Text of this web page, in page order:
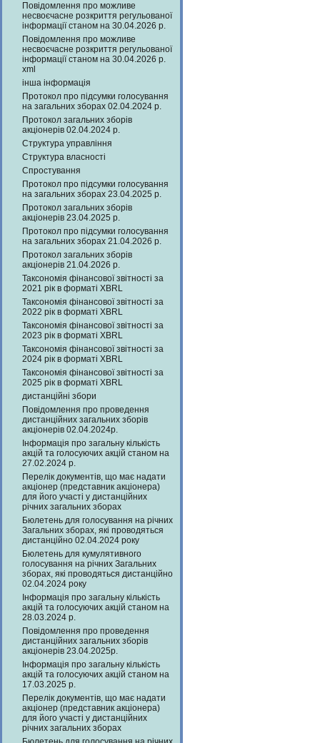
Повідомлення про можливе
несвоєчасне розкриття регульованої
інформації станом на 30.04.2026 р.
Повідомлення про можливе
несвоєчасне розкриття регульованої
інформації станом на 30.04.2026 р.
xml
інша інформація
Протокол про підсумки голосування
на загальних зборах 02.04.2024 р.
Протокол загальних зборів
акціонерів 02.04.2024 р.
Структура управління
Структура власності
Спростування
Протокол про підсумки голосування
на загальних зборах 23.04.2025 р.
Протокол загальних зборів
акціонерів 23.04.2025 р.
Протокол про підсумки голосування
на загальних зборах 21.04.2026 р.
Протокол загальних зборів
акціонерів 21.04.2026 р.
Таксономія фінансової звітності за
2021 рік в форматі XBRL
Таксономія фінансової звітності за
2022 рік в форматі XBRL
Таксономія фінансової звітності за
2023 рік в форматі XBRL
Таксономія фінансової звітності за
2024 рік в форматі XBRL
Таксономія фінансової звітності за
2025 рік в форматі XBRL
дистанційні збори
Повідомлення про проведення
дистанційних загальних зборів
акціонерів 02.04.2024р.
Інформація про загальну кількість
акцій та голосуючих акцій станом на
27.02.2024 р.
Перелік документів, що має надати
акціонер (представник акціонера)
для його участі у дистанційних
річних загальних зборах
Бюлетень для голосування на річних
Загальних зборах, які проводяться
дистанційно 02.04.2024 року
Бюлетень для кумулятивного
голосування на річних Загальних
зборах, які проводяться дистанційно
02.04.2024 року
Інформація про загальну кількість
акцій та голосуючих акцій станом на
28.03.2024 р.
Повідомлення про проведення
дистанційних загальних зборів
акціонерів 23.04.2025р.
Інформація про загальну кількість
акцій та голосуючих акцій станом на
17.03.2025 р.
Перелік документів, що має надати
акціонер (представник акціонера)
для його участі у дистанційних
річних загальних зборах